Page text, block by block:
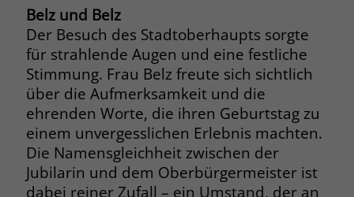
Belz und Belz
Der Besuch des Stadtoberhaupts sorgte
für strahlende Augen und eine festliche
Stimmung. Frau Belz freute sich sichtlich
über die Aufmerksamkeit und die
ehrenden Worte, die ihren Geburtstag zu
einem unvergesslichen Erlebnis machten.
Die Namensgleichheit zwischen der
Jubilarin und dem Oberbürgermeister ist
dabei reiner Zufall – ein Umstand, der an
Name PHPSESSID
Anbieter stiftung-liebenau.de
Laufzeit Session
Zweck
Behält die Zustände des Benutzers bei
allen Seitenanfragen bei.
Zweck
Browsers und die Einstellungen
exklusiv für diese Website zu speichern.
Dadurch wird gewährleistet, dass
Aktionen, die bei späteren Besuchen
derselben Website durchgeführt
werden, mit derselben
Benutzerkennung verknüpft werden.
Name _clsk